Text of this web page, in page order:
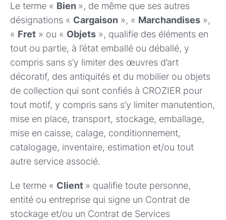
Le terme « Bien », de même que ses autres
désignations « Cargaison », « Marchandises »,
« Fret » ou « Objets », qualifie des éléments en
tout ou partie, à l’état emballé ou déballé, y
compris sans s’y limiter des œuvres d’art
décoratif, des antiquités et du mobilier ou objets
de collection qui sont confiés à CROZIER pour
tout motif, y compris sans s’y limiter manutention,
mise en place, transport, stockage, emballage,
mise en caisse, calage, conditionnement,
catalogage, inventaire, estimation et/ou tout
autre service associé.
Le terme « Client » qualifie toute personne,
entité ou entreprise qui signe un Contrat de
stockage et/ou un Contrat de Services